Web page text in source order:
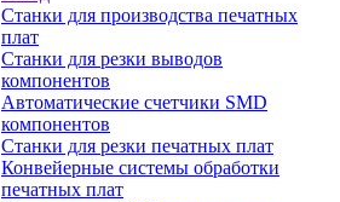
Станки для производства печатных
плат
Станки для резки выводов
компонентов
Автоматические счетчики SMD
компонентов
Станки для резки печатных плат
Конвейерные системы обработки
печатных плат